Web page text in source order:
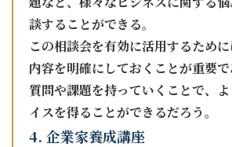
談することができる。
この相談会を有効に活用するため
内容を明確にしておくことが重要
質問や課題を持っていくことで、
イスを得ることができるだろう。
4. 企業家養成講座